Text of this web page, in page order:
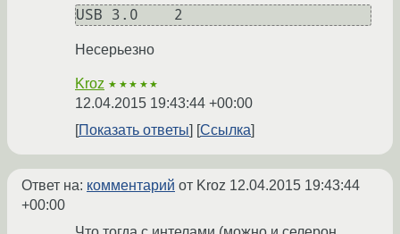
Несерьезно
Kroz ★★★★★
12.04.2015 19:43:44 +00:00
Показать ответы
Ссылка
Ответ на: комментарий от Kroz 12.04.2015 19:43:44
+00:00